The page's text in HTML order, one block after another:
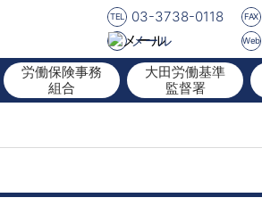
TEL 03-3738-0118 FAX
メール
Web
労働保険事務
組合
大田労働基準
監督署